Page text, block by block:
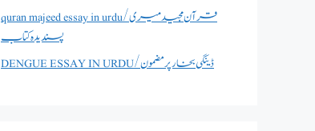
quran majeed essay in urdu/قرآن مجید میری
پسندیدہ کتاب
DENGUE ESSAY IN URDU/ڈینگی بخار پر مضمون